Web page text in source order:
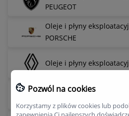
PEUGEOT
Oleje i płyny
PORSCHE
Oleje i płyny
Oleje i płyny
Pozwól na cookies
Korzystamy z plików cookies lub